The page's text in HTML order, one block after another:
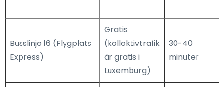
Busslinje 16 (Flygplats
Express)
Gratis
(kollektivtrafik
är gratis i
Luxemburg)
30-40
minuter